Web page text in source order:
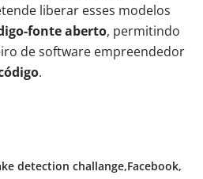
liberar esses modelos
fonte aberto, permitindo
de software empreendedor
.
detection challange Facebook